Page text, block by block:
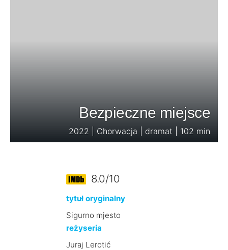
Bezpieczne miejsce
2022 | Chorwacja | dramat | 102 min
8.0/10
tytuł oryginalny
Sigurno mjesto
reżyseria
Juraj Lerotić